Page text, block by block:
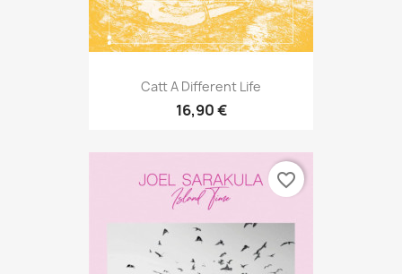
Catt A Different Life
16,90 €
favorite_border